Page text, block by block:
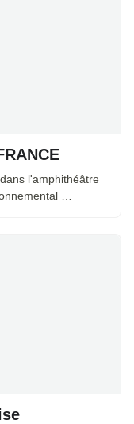
l'amphithéâtre
…